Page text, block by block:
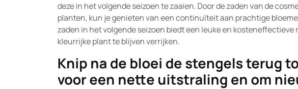
deze in het volgende seizoen te zaaien. Door de zaden van de
planten, kun je genieten van een continuïteit aan prachtige
zaden in het volgende seizoen biedt een leuke en kosteneffectieve
kleurrijke plant te blijven verrijken.
Knip na de bloei de stengels terug
voor een nette uitstraling en om